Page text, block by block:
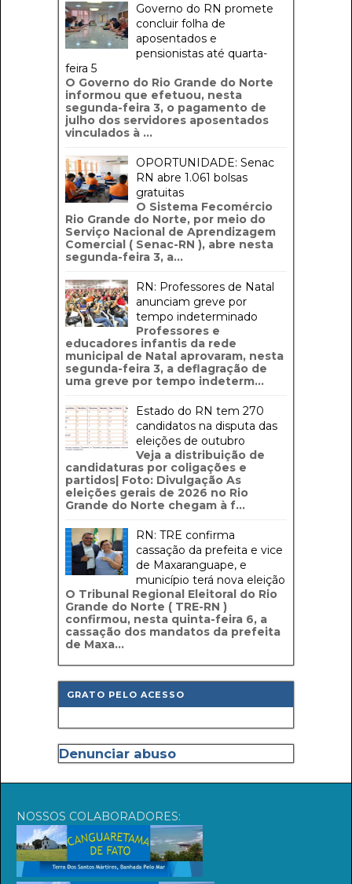
Governo do RN promete
concluir folha de
aposentados e
pensionistas até quarta-
feira 5
O Governo do Rio Grande do Norte
informou que efetuou, nesta
segunda-feira 3, o pagamento de
julho dos servidores aposentados
vinculados à ...
OPORTUNIDADE: Senac
RN abre 1.061 bolsas
gratuitas
O Sistema Fecomércio
Rio Grande do Norte, por meio do
Serviço Nacional de Aprendizagem
Comercial ( Senac-RN ), abre nesta
segunda-feira 3, a...
RN: Professores de Natal
anunciam greve por
tempo indeterminado
Professores e
educadores infantis da rede
municipal de Natal aprovaram, nesta
segunda-feira 3, a deflagração de
uma greve por tempo indeterm...
Estado do RN tem 270
candidatos na disputa das
eleições de outubro
Veja a distribuição de
candidaturas por coligações e
partidos| Foto: Divulgação As
eleições gerais de 2026 no Rio
Grande do Norte chegam à f...
RN: TRE confirma
cassação da prefeita e vice
de Maxaranguape, e
município terá nova eleição
O Tribunal Regional Eleitoral do Rio
Grande do Norte ( TRE-RN )
confirmou, nesta quinta-feira 6, a
cassação dos mandatos da prefeita
de Maxa...
GRATO PELO ACESSO
Denunciar abuso
NOSSOS COLABORADORES: